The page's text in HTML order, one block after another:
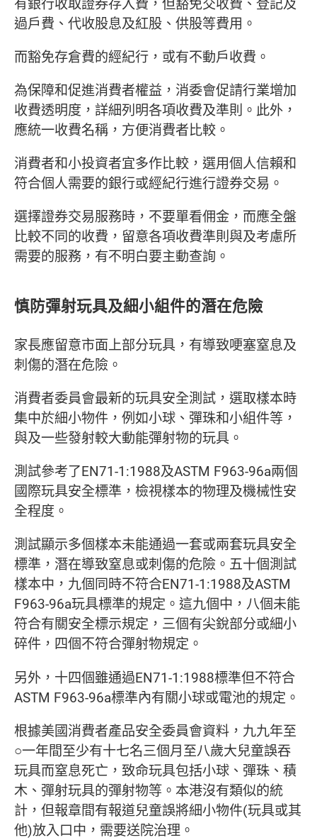
過戶費、代收股息及紅股、供股等費用。
而豁免存倉費的經紀行，或有不動戶收費。
為保障和促進消費者權益，消委會促請行業增加
收費透明度，詳細列明各項收費及準則。此外，
應統一收費名稱，方便消費者比較。
消費者和小投資者宜多作比較，選用個人信賴和
符合個人需要的銀行或經紀行進行證券交易。
選擇證券交易服務時，不要單看佣金，而應全盤
比較不同的收費，留意各項收費準則與及考慮所
需要的服務，有不明白要主動查詢。
慎防彈射玩具及細小組件的潛在危險
家長應留意市面上部分玩具，有導致哽塞窒息及
刺傷的潛在危險。
消費者委員會最新的玩具安全測試，選取樣本時
集中於細小物件，例如小球、彈珠和小組件等，
與及一些發射較大動能彈射物的玩具。
測試參考了EN71-1:1988及ASTM F963-96a兩個
國際玩具安全標準，檢視樣本的物理及機械性安
全程度。
測試顯示多個樣本未能通過一套或兩套玩具安全
標準，潛在導致窒息或刺傷的危險。五十個測試
樣本中，九個同時不符合EN71-1:1988及ASTM
F963-96a玩具標準的規定。這九個中，八個未能
符合有關安全標示規定，三個有尖銳部分或細小
碎件，四個不符合彈射物規定。
另外，十四個雖通過EN71-1:1988標準但不符合
ASTM F963-96a標準內有關小球或電池的規定。
根據美國消費者產品安全委員會資料，九九年至
○一年間至少有十七名三個月至八歲大兒童誤吞
玩具而窒息死亡，致命玩具包括小球、彈珠、積
木、彈射玩具的彈射物等。本港沒有類似的統
計，但報章間有報道兒童誤將細小物件(玩具或其
他)放入口中，需要送院治理。